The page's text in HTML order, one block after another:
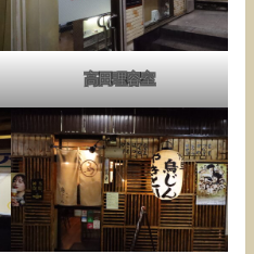
高田理容室